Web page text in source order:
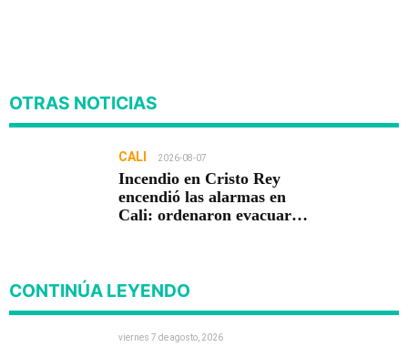
OTRAS NOTICIAS
CALI 2026-08-07
Incendio en Cristo Rey
encendió las alarmas en
Cali: ordenaron evacuar
CONTINÚA LEYENDO
viernes 7 de agosto, 2026